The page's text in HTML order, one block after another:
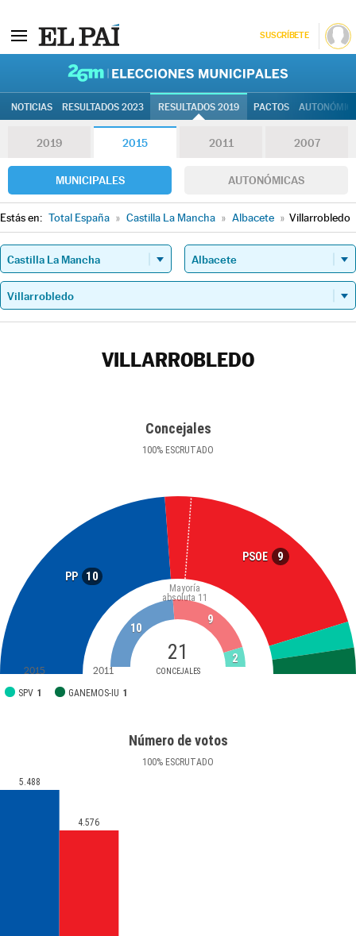
SUSCRÍBETE
NOTICIAS RESULTADOS 2023 RESULTADOS 2019 PACTOS
2019 2015 2011 2007
MUNICIPALES AUTONÓMICAS
Estás en: Total España » Castilla La Mancha » Albacete » Villarrobledo
VILLARROBLEDO
Concejales
100% ESCRUTADO
PP 10
PSOE 9
21
CONCEJALES
Mayoría
absoluta 11
SPV 1 GANEMOS-IU 1
10
9
2
2015 2011
Número de votos
100% ESCRUTADO
5.488
4.576